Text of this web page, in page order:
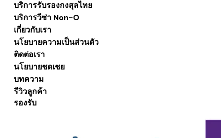
บริการรับรองกงสุลไทย
บริการวีซ่า Non-O
เกี่ยวกับเรา
นโยบายความเป็นส่วนตัว
ติดต่อเรา
นโยบายชดเชย
บทความ
รีวิวลูกค้า
รองรับ